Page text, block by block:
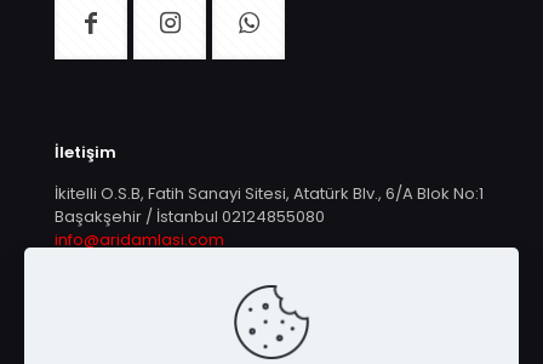
İletişim
İkitelli O.S.B, Fatih Sanayi Sitesi, Atatürk Blv., 6/A Blok No:1
Başakşehir / İstanbul 02124855080
info@aridamlasi.com